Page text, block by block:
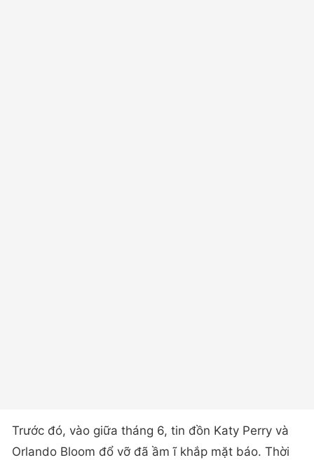
Trước đó, vào giữa tháng 6, tin đồn Katy Perry và
Orlando Bloom đổ vỡ đã ầm ĩ khắp mặt báo. Thời